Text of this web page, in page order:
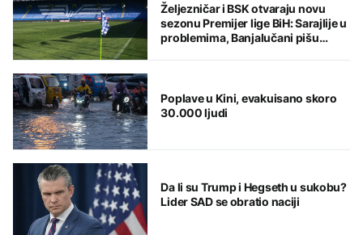
Željezničar i BSK otvaraju novu
sezonu Premijer lige BiH: Sarajlije u
problemima, Banjalučani pišu
Poplave u Kini, evakuisano skoro
30.000 ljudi
Da li su Trump i Hegseth u sukobu?
Lider SAD se obratio naciji